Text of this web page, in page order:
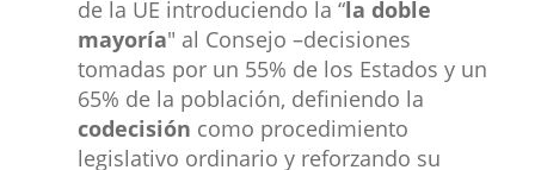
de la UE introduciendo la “la doble
mayoría" al Consejo –decisiones
tomadas por un 55% de los Estados y un
65% de la población, definiendo la
codecisión como procedimiento
legislativo ordinario y reforzando su